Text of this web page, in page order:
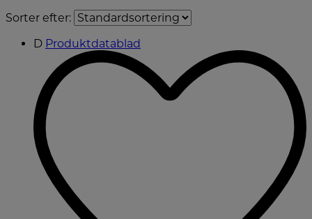
Sorter efter:
D Produktdatablad